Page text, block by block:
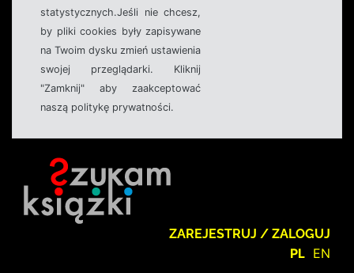
statystycznych.Jeśli nie chcesz,
by pliki cookies były zapisywane
na Twoim dysku zmień ustawienia
swojej przeglądarki. Kliknij
"Zamknij" aby zaakceptować
naszą politykę prywatności.
ZAREJESTRUJ / ZALOGUJ
PL EN